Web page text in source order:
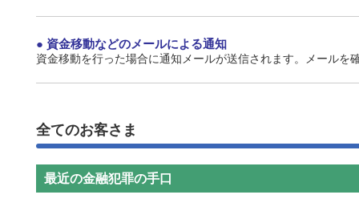
資金移動などのメールによる通知
資金移動を行った場合に通知メールが送信されます。メール
全てのお客さま
最近の金融犯罪の手口